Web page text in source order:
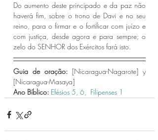
Do aumento deste principado e da paz não
haverá fim, sobre o trono de Davi e no seu
reino, para o firmar e o fortificar com juízo e
com justiça, desde agora e para sempre; o
zelo do SENHOR dos Exércitos fará isto.
Guia de oração: [Nicaragua-Nagarote] y
[Nicaragua-Masaya]
Ano Bíblico: Efésios 5, 6, Filipenses 1